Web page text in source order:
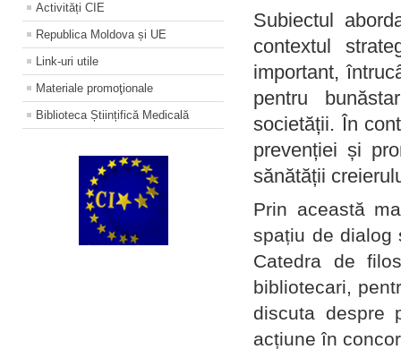
Activități CIE
Republica Moldova și UE
Link-uri utile
Materiale promoţionale
Biblioteca Științifică Medicală
Subiectul
contextul
important,
pentru
societății. În
prevenției și
sănătății
Prin această
spațiu de dialog
Catedra de
bibliotecari,
discuta despre
acțiune în